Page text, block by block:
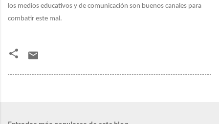
los medios educativos y de comunicación son buenos canales para
combatir este mal.